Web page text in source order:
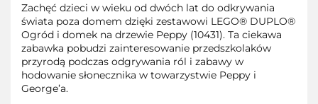
Zachęć dzieci w wieku od dwóch lat do odkrywania
świata poza domem dzięki zestawowi LEGO® DUPLO®
Ogród i domek na drzewie Peppy (10431). Ta ciekawa
zabawka pobudzi zainteresowanie przedszkolaków
przyrodą podczas odgrywania ról i zabawy w
hodowanie słonecznika w towarzystwie Peppy i
George’a.